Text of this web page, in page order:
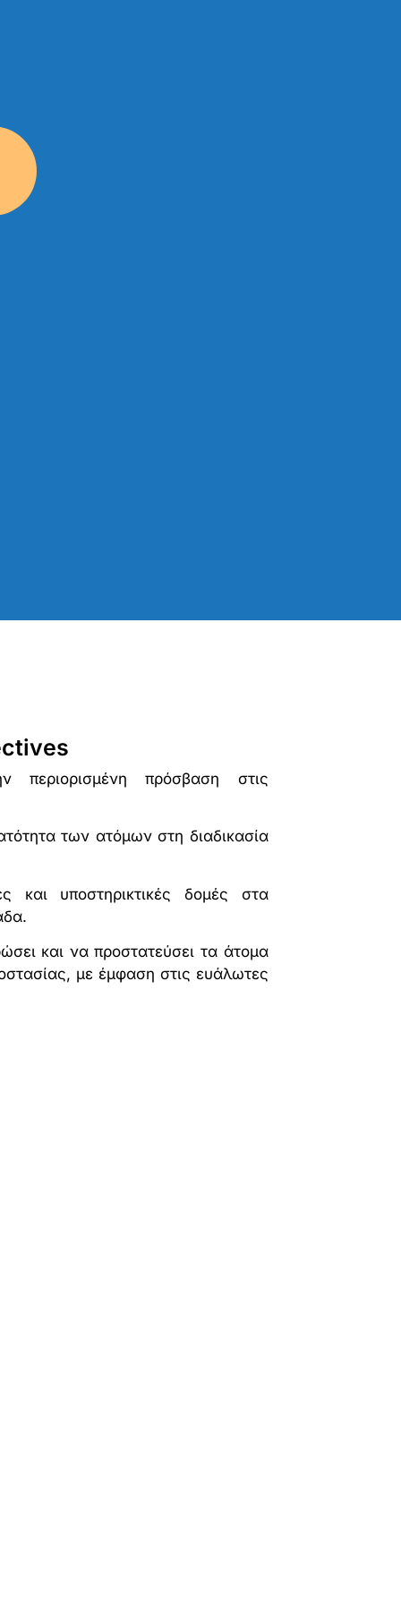
περιορισμένη πρόσβαση στις
των ατόμων στη διαδικασία
και υποστηρικτικές δομές στα
και να προστατεύσει τα άτομα
με έμφαση στις ευάλωτες